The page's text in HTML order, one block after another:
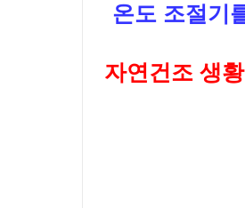
온도 조절기
자연건조 생